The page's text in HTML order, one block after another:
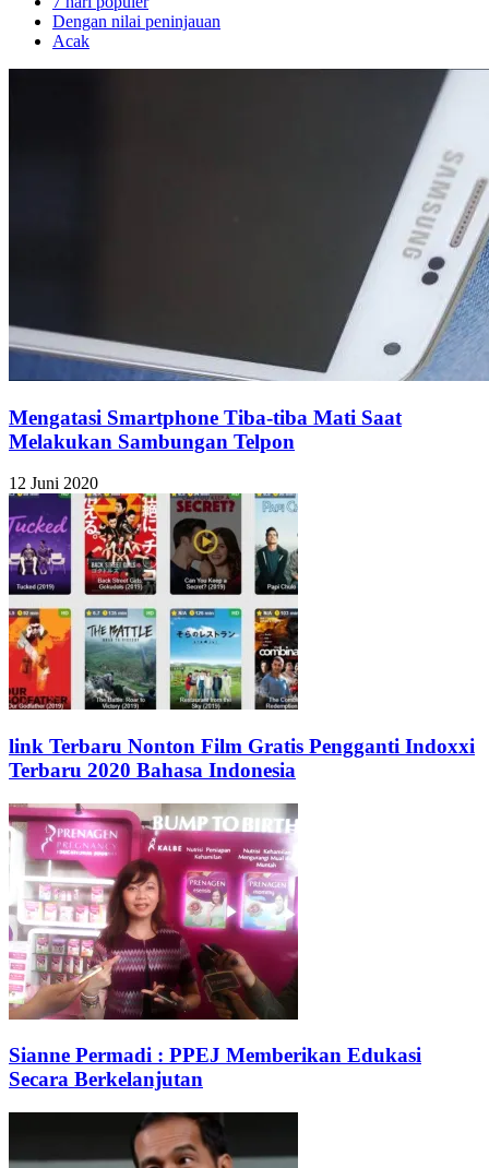
Dengan nilai peninjauan
Acak
Mengatasi Smartphone Tiba-tiba Mati Saat
Melakukan Sambungan Telpon
12 Juni 2020
link Terbaru Nonton Film Gratis Pengganti Indoxxi
Terbaru 2020 Bahasa Indonesia
Sianne Permadi : PPEJ Memberikan Edukasi
Secara Berkelanjutan